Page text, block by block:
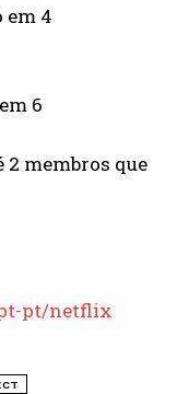
em 4
6
membros que
pt/netflix